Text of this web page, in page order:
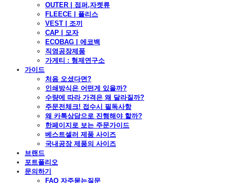
OUTER | 점퍼,자켓류
FLEECE | 플리스
VEST | 조끼
CAP | 모자
ECOBAG | 에코백
직영공장제품
가게티 : 형제연구소
가이드
처음 오셨다면?
인쇄방식은 어떤게 있을까?
수량에 따라 가격은 왜 달라질까?
주문전체크! 접수시 필독사항
왜 카톡상담으로 진행해야 할까?
한페이지로 보는 주문가이드
베스트셀러 제품 사이즈
국내공장 제품의 사이즈
브랜드
포트폴리오
문의하기
FAQ 자주묻는질문